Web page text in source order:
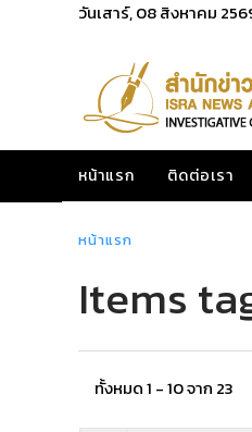
วันเสาร์, 08 สิงหาคม
หน้าแรก ติดต่อเรา
หน้าแรก
Items
ทั้งหมด 1 - 10 จาก 23